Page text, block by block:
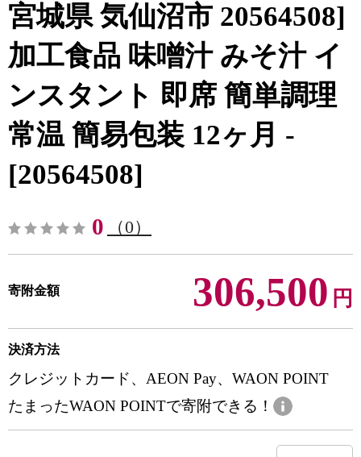
宮城県 気仙沼市 20564508]
加工食品 味噌汁 みそ汁 イ
ンスタント 即席 簡単調理
常温 簡易包装 12ヶ月 -
[20564508]
0 （0）
寄附金額 306,500 円
決済方法
クレジットカード、AEON Pay、WAON POINT
たまったWAON POINTで寄附できる！